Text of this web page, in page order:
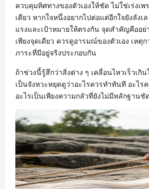
ควบคุมทิศทางของตัวเองให้ชัด ไม่ใช่เร่งเพ
เดียว หากใจหนึ่งอยากไปต่อแต่อีกใจยังลัง
แรงและเป้าหมายให้ตรงกัน จุดสำคัญคือ
เพียงจุดเดียว ควรดูอารมณ์ของตัวเอง เหตุ
ภาระที่มีอยู่จริงประกอบกัน
ถ้าช่วงนี้รู้สึกว่าสิ่งต่าง ๆ เคลื่อนไหวเร็วเกิ
เป็นจังหวะหยุดดูว่าอะไรควรทำทันที อะไร
อะไรเป็นเพียงความกลัวที่ยังไม่มีหลักฐานชัด